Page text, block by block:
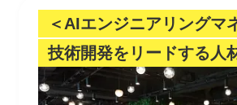
＜AIエンジニアリングマ
技術開発をリードする人